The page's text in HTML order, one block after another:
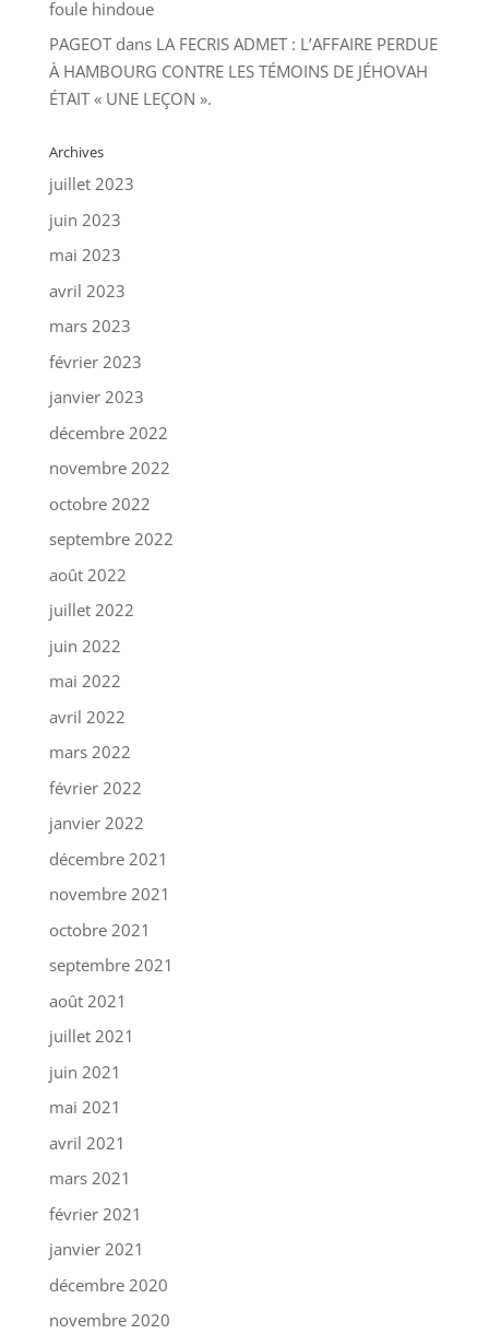
foule hindoue
PAGEOTdans LA FECRIS ADMET : L’AFFAIRE PERDUE
À HAMBOURG CONTRE LES TÉMOINS DE JÉHOVAH
ÉTAIT « UNE LEÇON ».
Archives
juillet 2023
juin 2023
mai 2023
avril 2023
mars 2023
février 2023
janvier 2023
décembre 2022
novembre 2022
octobre 2022
septembre 2022
août 2022
juillet 2022
juin 2022
mai 2022
avril 2022
mars 2022
février 2022
janvier 2022
décembre 2021
novembre 2021
octobre 2021
septembre 2021
août 2021
juillet 2021
juin 2021
mai 2021
avril 2021
mars 2021
février 2021
janvier 2021
décembre 2020
novembre 2020